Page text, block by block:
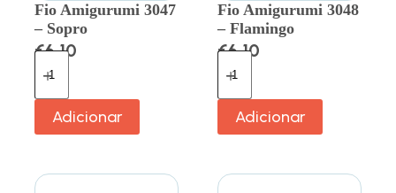
Fio Amigurumi 3047
– Sopro
€6.10
Adicionar
Fio Amigurumi 3048
– Flamingo
€6.10
Adicionar